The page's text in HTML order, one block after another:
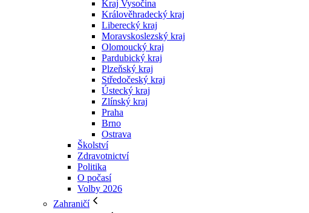
Kraj Vysočina
Králověhradecký kraj
Liberecký kraj
Moravskoslezský kraj
Olomoucký kraj
Pardubický kraj
Plzeňský kraj
Středočeský kraj
Ústecký kraj
Zlínský kraj
Praha
Brno
Ostrava
Školství
Zdravotnictví
Politika
O počasí
Volby 2026
Zahraničí